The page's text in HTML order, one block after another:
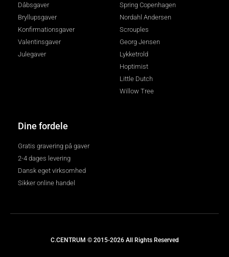
Dåbsgaver
Bryllupsgaver
Konfirmationsgaver
Valentinsgaver
Julegaver
Spring Copenhagen
Nordahl Andersen
Scrouples
Georg Jensen
Lykketrold
Hoptimist
Little Dutch
Willow Tree
Dine fordele
Gratis gravering på gaver
2-4 dages levering
Dansk eget virksomhed
Sikker online handel
C.CENTRUM © 2015-2026 All Rights Reserved